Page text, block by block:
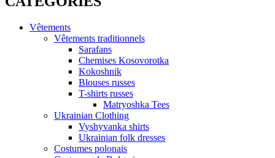
Vêtements
Vêtements traditionnels
Sarafans
Chemises Kosovorotka
Kokoshnik
Blouses russes
T-shirts russes
Matryoshka Tees
Ukrainian Clothing
Vyshyvanka shirts
Ukrainian folk dresses
Costumes polonais